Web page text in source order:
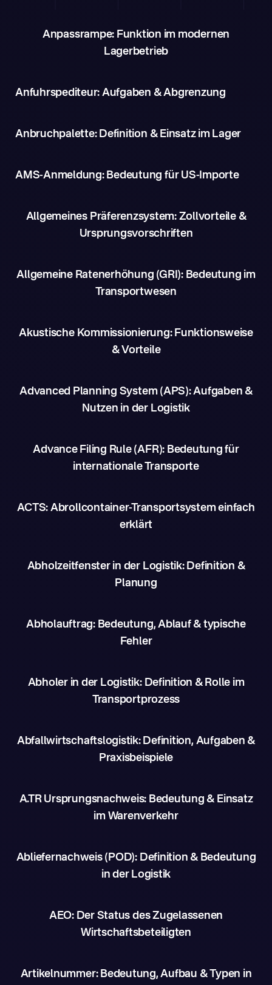
Anpassrampe: Funktion im modernen
Lagerbetrieb
Anfuhrspediteur: Aufgaben & Abgrenzung
Anbruchpalette: Definition & Einsatz im Lager
AMS-Anmeldung: Bedeutung für US-Importe
Allgemeines Präferenzsystem: Zollvorteile &
Ursprungsvorschriften
Allgemeine Ratenerhöhung (GRI): Bedeutung im
Transportwesen
Akustische Kommissionierung: Funktionsweise
& Vorteile
Advanced Planning System (APS): Aufgaben &
Nutzen in der Logistik
Advance Filing Rule (AFR): Bedeutung für
internationale Transporte
ACTS: Abrollcontainer-Transportsystem einfach
erklärt
Abholzeitfenster in der Logistik: Definition &
Planung
Abholauftrag: Bedeutung, Ablauf & typische
Fehler
Abholer in der Logistik: Definition & Rolle im
Transportprozess
Abfallwirtschaftslogistik: Definition, Aufgaben &
Praxisbeispiele
A.TR Ursprungsnachweis: Bedeutung & Einsatz
im Warenverkehr
Abliefernachweis (POD): Definition & Bedeutung
in der Logistik
AEO: Der Status des Zugelassenen
Wirtschaftsbeteiligten
Artikelnummer: Bedeutung, Aufbau & Typen in